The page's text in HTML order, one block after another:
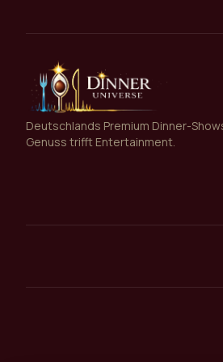
Deutschlands Premium Dinner-
Genuss trifft Entertainment.